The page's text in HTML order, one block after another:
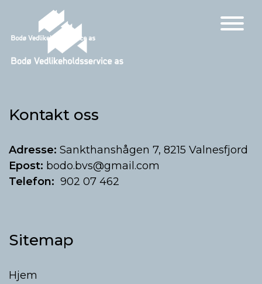
Main Navigation
Kontakt oss
Adresse: Sankthanshågen 7, 8215 Valnesfjord
Epost: bodo.bvs@gmail.com
Telefon: 902 07 462
Sitemap
Hjem